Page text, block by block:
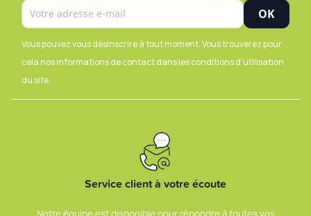
Vous pouvez vous désinscrire à tout moment. Vous trouverez pour
cela nos informations de contact dans les conditions d'utilisation
du site.
Service client à votre écoute